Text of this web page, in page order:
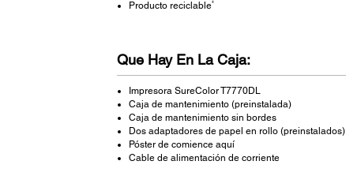
Producto reciclable4
Que Hay En La Caja:
Impresora SureColor T7770DL
Caja de mantenimiento (preinstalada)
Caja de mantenimiento sin bordes
Dos adaptadores de papel en rollo (preinstalados)
Póster de comience aquí
Cable de alimentación de corriente